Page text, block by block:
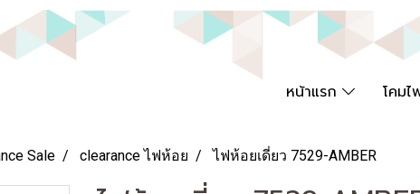
หน้าแรก โคมไ
Sale clearance ไฟห้อย ไฟห้อยเดี่ยว 7529-AMBER